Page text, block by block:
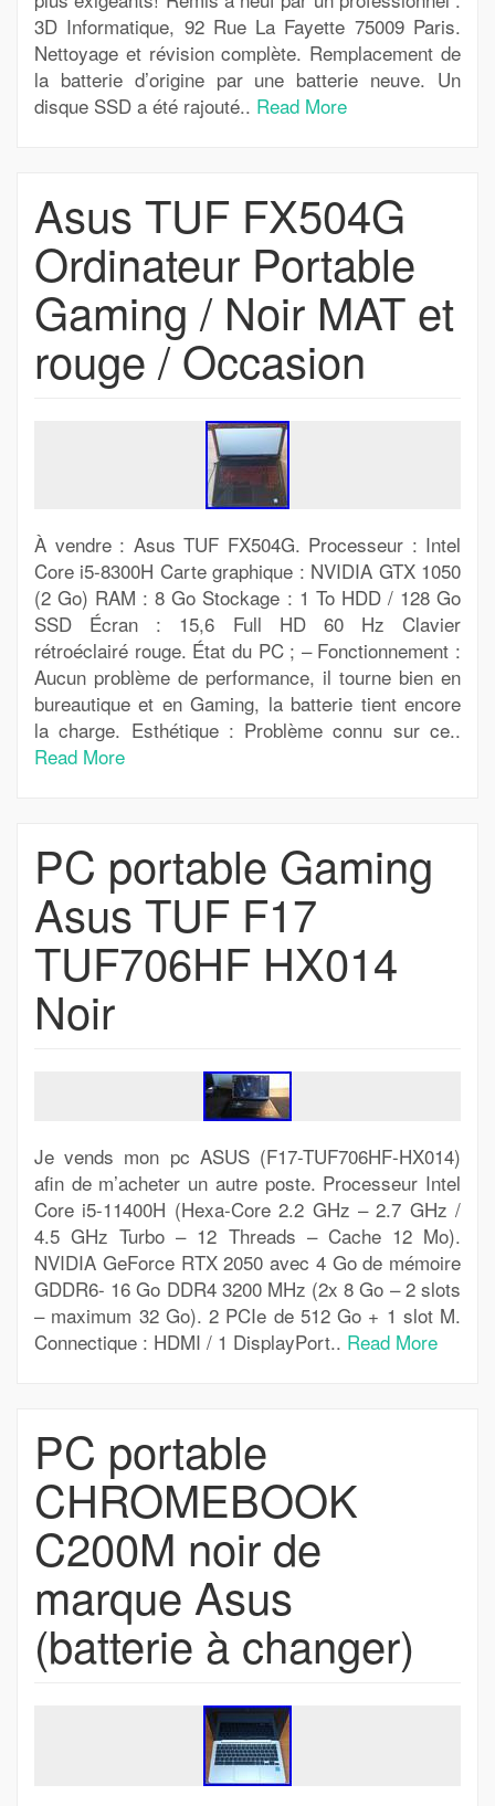
3D Informatique, 92 Rue La Fayette 75009 Paris.
Nettoyage et révision complète. Remplacement de
la batterie d’origine par une batterie neuve. Un
disque SSD a été rajouté.. Read More
Asus TUF FX504G
Ordinateur Portable
Gaming / Noir MAT et
rouge / Occasion
À vendre : Asus TUF FX504G. Processeur : Intel
Core i5-8300H Carte graphique : NVIDIA GTX 1050
(2 Go) RAM : 8 Go Stockage : 1 To HDD / 128 Go
SSD Écran : 15,6 Full HD 60 Hz Clavier
rétroéclairé rouge. État du PC ; – Fonctionnement :
Aucun problème de performance, il tourne bien en
bureautique et en Gaming, la batterie tient encore
la charge. Esthétique : Problème connu sur ce..
Read More
PC portable Gaming
Asus TUF F17
TUF706HF HX014
Noir
Je vends mon pc ASUS (F17-TUF706HF-HX014)
afin de m’acheter un autre poste. Processeur Intel
Core i5-11400H (Hexa-Core 2.2 GHz – 2.7 GHz /
4.5 GHz Turbo – 12 Threads – Cache 12 Mo).
NVIDIA GeForce RTX 2050 avec 4 Go de mémoire
GDDR6- 16 Go DDR4 3200 MHz (2x 8 Go – 2 slots
– maximum 32 Go). 2 PCIe de 512 Go + 1 slot M.
Connectique : HDMI / 1 DisplayPort.. Read More
PC portable
CHROMEBOOK
C200M noir de
marque Asus
(batterie à changer)